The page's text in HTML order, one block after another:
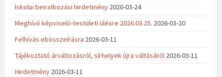
Iskolai beiratkozási hirdetmény 2026-03-24
Meghívó képviselő-testületi ülésre 2026.03.25. 2026-03-20
Felhívás ebösszeírásra 2026-03-11
Tájékoztató árváltozásról, sírhelyek újra váltásáról 2026-03-11
Hirdetmény 2026-03-11